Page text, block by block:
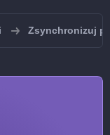
Zsynchronizuj